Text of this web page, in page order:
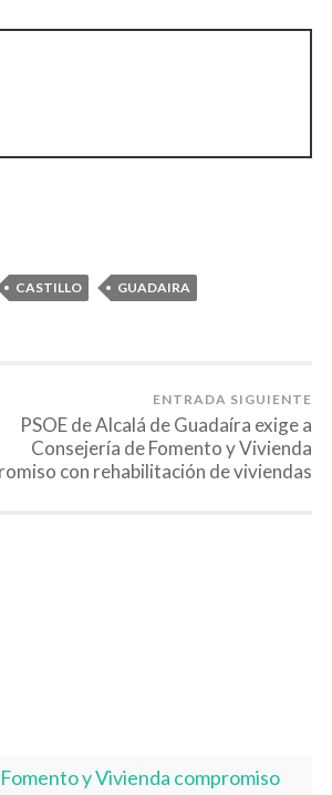
CASTILLO
GUADAIRA
ENTRADA SIGUIENTE
PSOE de Alcalá de Guadaíra exige a
Consejería de Fomento y Vivienda
con rehabilitación de viviendas
y Vivienda compromiso